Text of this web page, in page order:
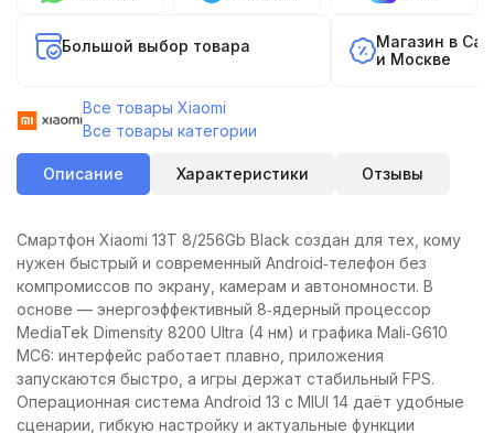
Большой выбор товара
Магазин в
и Москве
Все товары Xiaomi
Все товары категории
Описание Характеристики Отзывы
Смартфон Xiaomi 13T 8/256Gb Black создан для тех, кому
нужен быстрый и современный Android‑телефон без
компромиссов по экрану, камерам и автономности. В
основе — энергоэффективный 8‑ядерный процессор
MediaTek Dimensity 8200 Ultra (4 нм) и графика Mali‑G610
MC6: интерфейс работает плавно, приложения
запускаются быстро, а игры держат стабильный FPS.
Операционная система Android 13 с MIUI 14 даёт удобные
сценарии, гибкую настройку и актуальные функции